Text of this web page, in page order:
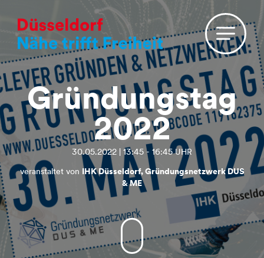
Gründungstag
2022
30.05.2022 | 13:45 - 16:45 UHR
veranstaltet von
IHK Düsseldorf, Gründungsnetzwerk DUS
& ME